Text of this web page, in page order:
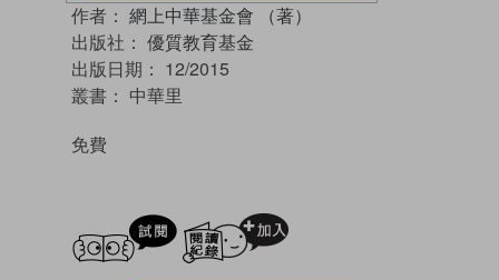
作者： 網上中華基金會 （著）
出版社： 優質教育基金
出版日期： 12/2015
叢書： 中華里
免費
試閲